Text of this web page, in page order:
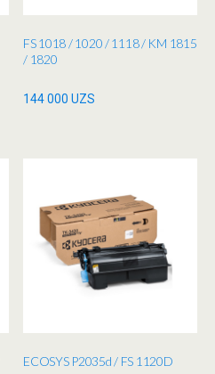
FS 1018 / 1020 / 1118 / KM 1815
/ 1820
144 000UZS
ECOSYS P2035d / FS 1120D